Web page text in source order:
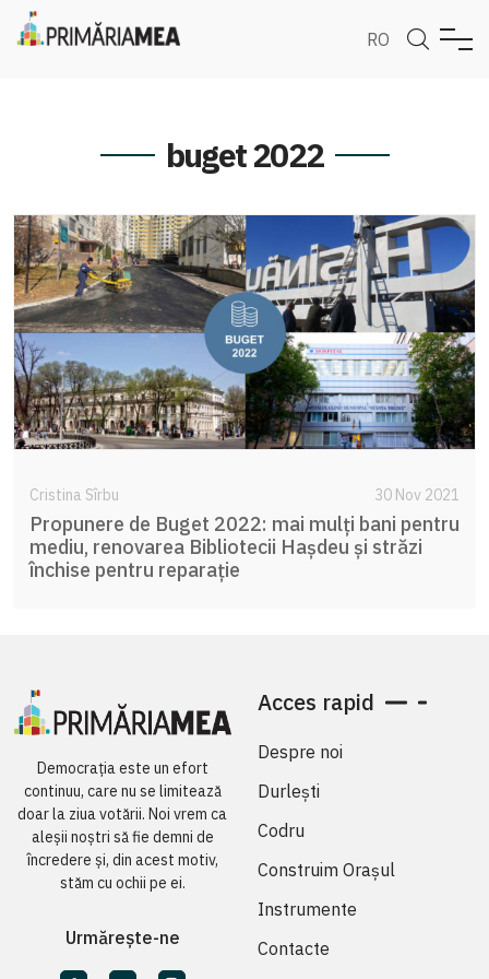
RO
buget 2022
Cristina Sîrbu 30 Nov 2021
Propunere de Buget 2022: mai mulți bani pentru
mediu, renovarea Bibliotecii Hașdeu și străzi
închise pentru reparație
Democrația este un efort
continuu, care nu se limitează
doar la ziua votării. Noi vrem ca
aleșii noștri să fie demni de
încredere și, din acest motiv,
stăm cu ochii pe ei.
Urmărește-ne
Acces rapid
Despre noi
Durlești
Codru
Construim Orașul
Instrumente
Contacte